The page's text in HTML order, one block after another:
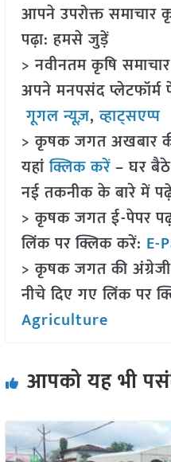
आपने उपरोक्त
पढ़ा: हमसे जुड़ें
> नवीनतम कृषि
अपने मनपसंद
गूगल न्यूज़,व्हाट्सएप्प
> कृषक जगत अखबार
यहांक्लिक करें– घर बैठे
नई तकनीक के बारे में
> कृषक जगत ई-पेपर
लिंक पर क्लिक करें: E-
> कृषक जगत की
नीचे दिए गए लिंक पर
Agriculture
आपको यह भी